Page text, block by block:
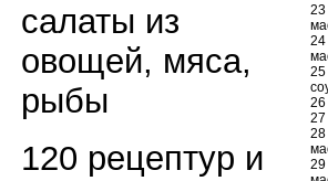
салаты из
овощей, мяса,
рыбы
120 рецептур и
23
24
25
26
27
28
29